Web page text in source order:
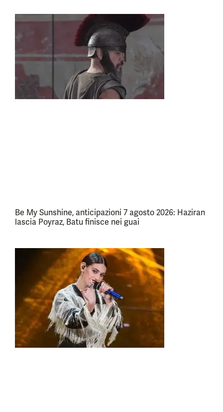
Be My Sunshine, anticipazioni 7 agosto 2026: Haziran
lascia Poyraz, Batu finisce nei guai